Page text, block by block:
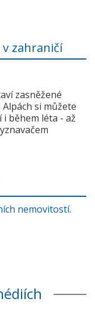
zahraničí
zasněžené
si můžete
během léta - až
nemovitostí.